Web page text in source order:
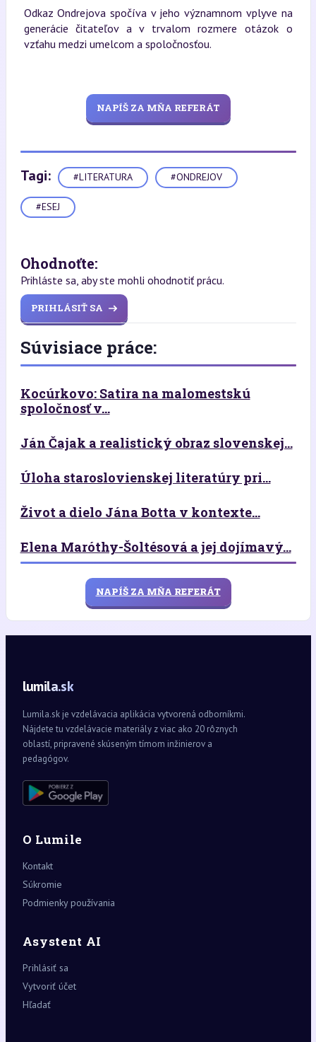
Odkaz Ondrejova spočíva v jeho významnom vplyve na
generácie čitateľov a v trvalom rozmere otázok o
vzťahu medzi umelcom a spoločnosťou.
NAPÍŠ ZA MŇA REFERÁT
Tagi: #LITERATURA #ONDREJOV
#ESEJ
Ohodnoťte:
Prihláste sa, aby ste mohli ohodnotiť prácu.
PRIHLÁSIŤ SA
Súvisiace práce:
Kocúrkovo: Satira na malomestskú
spoločnosť v...
Ján Čajak a realistický obraz slovenskej...
Úloha staroslovienskej literatúry pri...
Život a dielo Jána Botta v kontexte...
Elena Maróthy-Šoltésová a jej dojímavý...
NAPÍŠ ZA MŇA REFERÁT
lumila.sk
Lumila.sk je vzdelávacia aplikácia vytvorená odborníkmi.
Nájdete tu vzdelávacie materiály z viac ako 20 rôznych
oblastí, pripravené skúseným tímom inžinierov a
pedagógov.
O Lumile
Kontakt
Súkromie
Podmienky používania
Asystent AI
Prihlásiť sa
Vytvoriť účet
Hľadať